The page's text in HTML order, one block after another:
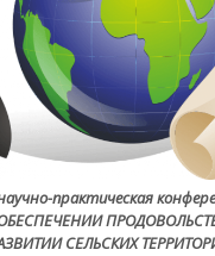
практическая
ОБЕСПЕЧЕНИИ
СЕЛЬСКИХ